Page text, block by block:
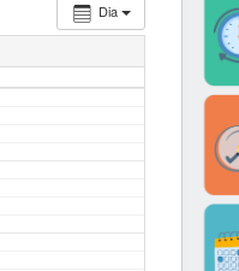
Dia